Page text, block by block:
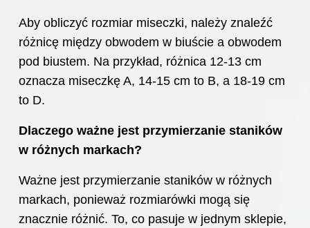
Aby obliczyć rozmiar miseczki, należy znaleźć
różnicę między obwodem w biuście a obwodem
pod biustem. Na przykład, różnica 12-13 cm
oznacza miseczkę A, 14-15 cm to B, a 18-19 cm
to D.
Dlaczego ważne jest przymierzanie staników
w różnych markach?
Ważne jest przymierzanie staników w różnych
markach, ponieważ rozmiarówki mogą się
znacznie różnić. To, co pasuje w jednym sklepie,